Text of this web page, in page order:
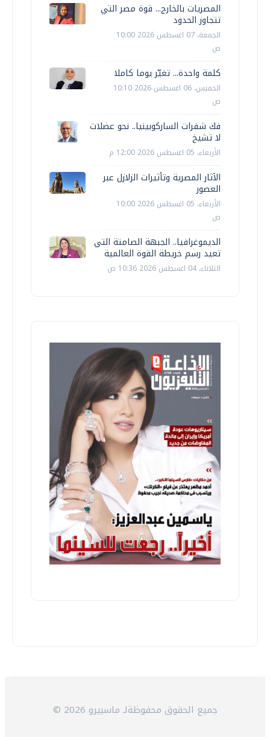
المصريات بالخارج... قوة مصر التي
تتجاوز الحدود
الجمعة، 07 اغسطس 2026 10:00
ص
كلمة واحدة... تغيّر يوما كاملا
الخميس، 06 اغسطس 2026 10:10
ص
فك شفرات الساركوبينيا.. نحو عضلات
لا تشيخ
الأربعاء، 05 اغسطس 2026 12:00 م
الآثار المصرية وتأثيرات الزلازل عبر
العصور
الأربعاء، 05 اغسطس 2026 10:00
ص
الديموغرافيا.. الجبهة الصامتة التي
تعيد رسم خريطة القوة العالمية
الثلاثاء، 04 اغسطس 2026 10:36 ص
© 2026 جميع الحقوق محفوظةلـ ماسبيرو